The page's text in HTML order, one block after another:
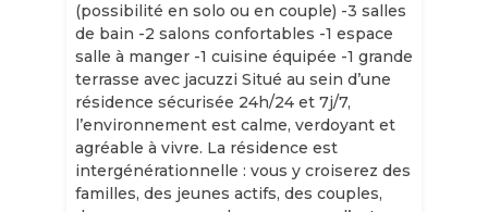
(possibilité en solo ou en couple) -3 salles
de bain -2 salons confortables -1 espace
salle à manger -1 cuisine équipée -1 grande
terrasse avec jacuzzi Situé au sein d’une
résidence sécurisée 24h/24 et 7j/7,
l’environnement est calme, verdoyant et
agréable à vivre. La résidence est
intergénérationnelle : vous y croiserez des
familles, des jeunes actifs, des couples,